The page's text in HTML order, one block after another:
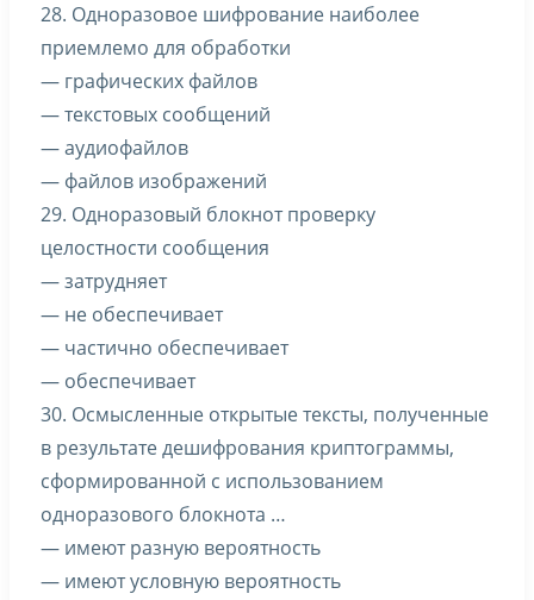
28. Одноразовое шифрование наиболее
приемлемо для обработки
— графических файлов
— текстовых сообщений
— аудиофайлов
— файлов изображений
29. Одноразовый блокнот проверку
целостности сообщения
— затрудняет
— не обеспечивает
— частично обеспечивает
— обеспечивает
30. Осмысленные открытые тексты, полученные
в результате дешифрования криптограммы,
сформированной с использованием
одноразового блокнота …
— имеют разную вероятность
— имеют условную вероятность